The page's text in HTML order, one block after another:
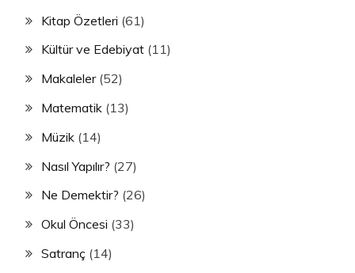
Kitap Özetleri (61)
Kültür ve Edebiyat (11)
Makaleler(52)
Matematik (13)
Müzik (14)
Nasıl Yapılır? (27)
Ne Demektir? (26)
Okul Öncesi (33)
Satranç (14)